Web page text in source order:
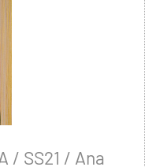
/ SS21 / Ana